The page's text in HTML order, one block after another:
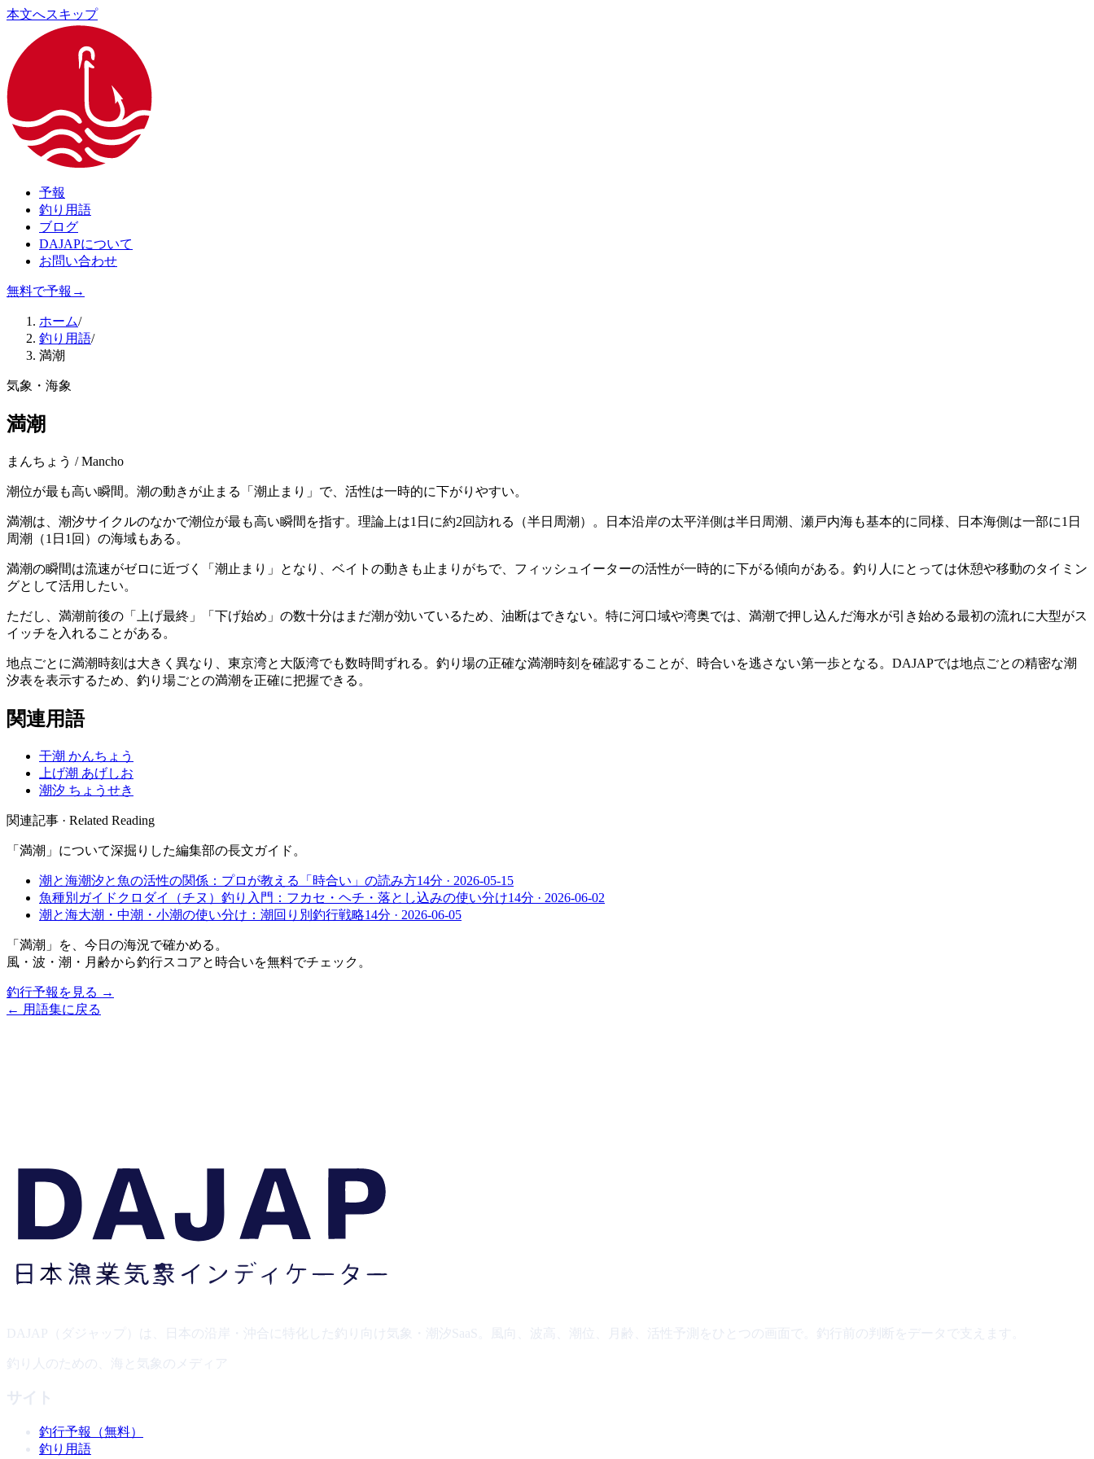
本文へスキップ
予報
釣り用語
ブログ
DAJAPについて
お問い合わせ
無料で予報 →
ホーム/
釣り用語/
満潮
気象・海象
満潮
まんちょう /Mancho
潮位が最も高い瞬間。潮の動きが止まる「潮止まり」で、活性は一時的に下がりやすい。
満潮は、潮汐サイクルのなかで潮位が最も高い瞬間を指す。理論上は1日に約2回訪れる（半日周潮）。日本沿岸の太平洋側は半日周潮、瀬戸内海も基本的に同様、日本海側は一部に1日
周潮（1日1回）の海域もある。
満潮の瞬間は流速がゼロに近づく「潮止まり」となり、ベイトの動きも止まりがちで、フィッシュイーターの活性が一時的に下がる傾向がある。釣り人にとっては休憩や移動のタイミン
グとして活用したい。
ただし、満潮前後の「上げ最終」「下げ始め」の数十分はまだ潮が効いているため、油断はできない。特に河口域や湾奥では、満潮で押し込んだ海水が引き始める最初の流れに大型がス
イッチを入れることがある。
地点ごとに満潮時刻は大きく異なり、東京湾と大阪湾でも数時間ずれる。釣り場の正確な満潮時刻を確認することが、時合いを逃さない第一歩となる。DAJAPでは地点ごとの精密な潮
汐表を表示するため、釣り場ごとの満潮を正確に把握できる。
関連用語
干潮 かんちょう
上げ潮 あげしお
潮汐 ちょうせき
関連記事 · Related Reading
「 満潮 」について深掘りした編集部の長文ガイド。
潮と海潮汐と魚の活性の関係：プロが教える「時合い」の読み方14分 · 2026-05-15
魚種別ガイド クロダイ（チヌ）釣り入門：フカセ・ヘチ・落とし込みの使い分け14分 · 2026-06-02
潮と海大潮・中潮・小潮の使い分け：潮回り別釣行戦略14分 · 2026-06-05
「 満潮 」を、今日の海況で確かめる。
風・波・潮・月齢から釣行スコアと時合いを無料でチェック。
釣行予報を見る →
← 用語集に戻る
DAJAP（ダジャップ）は、日本の沿岸・沖合に特化した釣り向け気象・潮汐SaaS。風向、波高、潮位、月齢、活性予測をひとつの画面で。釣行前の判断をデータで支えます。
釣り人のための、海と気象のメディア
サイト
釣行予報（無料）
釣り用語